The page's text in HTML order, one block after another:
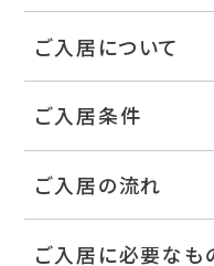
ご入居について
ご入居条件
ご入居の流れ
ご入居に必要なも